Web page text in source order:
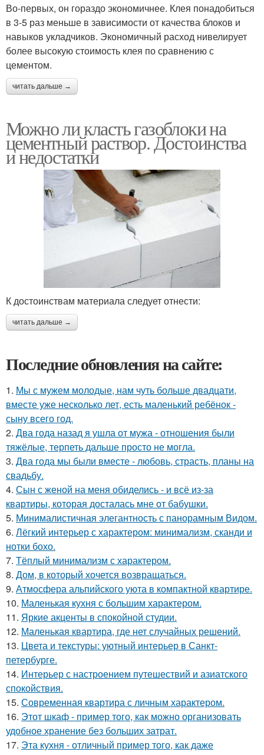
Во-первых, он гораздо экономичнее. Клея понадобиться
в 3-5 раз меньше в зависимости от качества блоков и
навыков укладчиков. Экономичный расход нивелирует
более высокую стоимость клея по сравнению с
цементом.
читать дальше →
Можно ли класть газоблоки на
цементный раствор. Достоинства
и недостатки
К достоинствам материала следует отнести:
читать дальше →
Последние обновления на сайте:
1. Мы с мужем молодые, нам чуть больше двадцати,
вместе уже несколько лет, есть маленький ребёнок -
сыну всего год.
2. Два года назад я ушла от мужа - отношения были
тяжёлые, терпеть дальше просто не могла.
3. Два года мы были вместе - любовь, страсть, планы на
свадьбу.
4. Сын с женой на меня обиделись - и всё из-за
квартиры, которая досталась мне от бабушки.
5. Минималистичная элегантность с панорамным Видом.
6. Лёгкий интерьер с характером: минимализм, сканди и
нотки бохо.
7. Тёплый минимализм с характером.
8. Дом, в который хочется возвращаться.
9. Атмосфера альпийского уюта в компактной квартире.
10. Маленькая кухня с большим характером.
11. Яркие акценты в спокойной студии.
12. Маленькая квартира, где нет случайных решений.
13. Цвета и текстуры: уютный интерьер в Санкт-
петербурге.
14. Интерьер с настроением путешествий и азиатского
спокойствия.
15. Современная квартира с личным характером.
16. Этот шкаф - пример того, как можно организовать
удобное хранение без больших затрат.
17. Эта кухня - отличный пример того, как даже